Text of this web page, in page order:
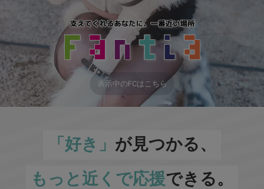
表示中のFCはこちら
「好き」 が見つかる、
もっと近くで応援できる。